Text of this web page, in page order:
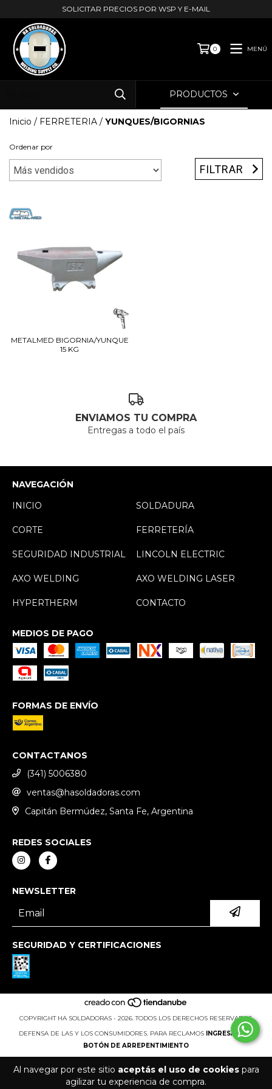
Al navegar por este sitio aceptás el uso de cookiespara
agilizar tu experiencia de compra.
SOLICITAR PRECIOS POR WSP Y E-MAIL
0 MENÚ
PRODUCTOS
Inicio / FERRETERIA / YUNQUES/BIGORNIAS
Ordenar por
FILTRAR
METALMED BIGORNIA/YUNQUE
15 KG
ENVIAMOS TU COMPRA
Entregas a todo el país
NAVEGACIÓN
INICIO
SOLDADURA
CORTE FERRETERÍA
SEGURIDAD INDUSTRIAL LINCOLN ELECTRIC
AXO WELDING AXO WELDING LASER
HYPERTHERM CONTACTO
MEDIOS DE PAGO
FORMAS DE ENVÍO
CONTACTANOS
(341) 5006380
ventas@hasoldadoras.com
Capitán Bermúdez, Santa Fe, Argentina
REDES SOCIALES
NEWSLETTER
SEGURIDAD Y CERTIFICACIONES
COPYRIGHT HA SOLDADORAS - 2026. TODOS LOS DERECHOS RESERVADOS.
DEFENSA DE LAS Y LOS CONSUMIDORES. PARA RECLAMOS
INGRESÁ ACÁ.
BOTÓN DE ARREPENTIMIENTO